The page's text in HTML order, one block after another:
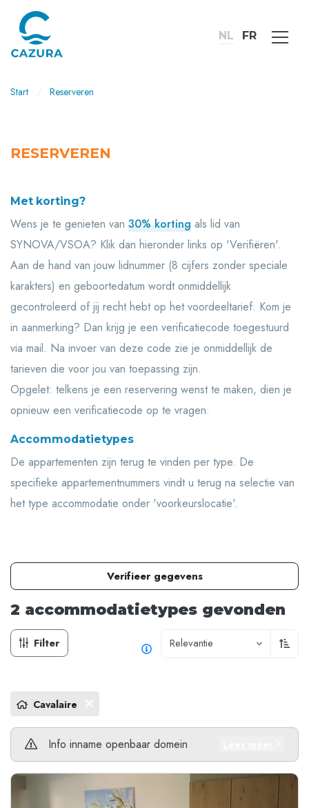
NL FR
Start Reserveren
RESERVEREN
Met korting?
Wens je te genieten van 30% korting als lid van
SYNOVA/VSOA? Klik dan hieronder links op 'Verifiëren'.
Aan de hand van jouw lidnummer (8 cijfers zonder speciale
karakters) en geboortedatum wordt onmiddellijk
gecontroleerd of jij recht hebt op het voordeeltarief. Kom je
in aanmerking? Dan krijg je een verificatiecode toegestuurd
via mail. Na invoer van deze code zie je onmiddellijk de
tarieven die voor jou van toepassing zijn.
Opgelet: telkens je een reservering wenst te maken, dien je
opnieuw een verificatiecode op te vragen.
Accommodatietypes
De appartementen zijn terug te vinden per type. De
specifieke appartementnummers vindt u terug na selectie van
het type accommodatie onder 'voorkeurslocatie'.
Verifieer gegevens
2 accommodatietypes gevonden
Filter Relevantie
Cavalaire
Info inname openbaar domein